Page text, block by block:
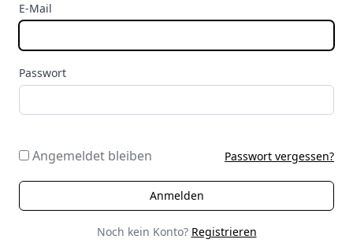
E-Mail
Passwort
Angemeldet bleiben Passwort vergessen?
Noch kein Konto? Registrieren